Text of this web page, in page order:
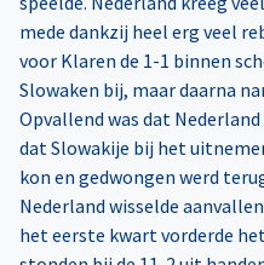
mede dankzij heel erg veel
voor Klaren de 1-1 binnen
Slowaken bij, maar daarna
Opvallend was dat
dat Slowakije bij het
kon en gedwongen werd
Nederland wisselde
het eerste kwart vorderde